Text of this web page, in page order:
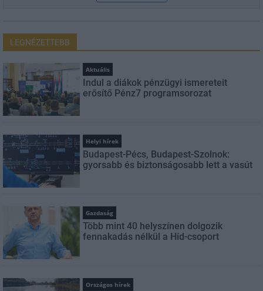
LEGNÉZETTEBB
Aktuális
Indul a diákok pénzügyi ismereteit
erősítő Pénz7 programsorozat
Helyi hírek
Budapest-Pécs, Budapest-Szolnok:
gyorsabb és biztonságosabb lett a vasút
Gazdaság
Több mint 40 helyszínen dolgozik
fennakadás nélkül a Híd-csoport
Országos hírek